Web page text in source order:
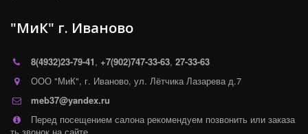
"МиК" г. Иваново
8(4932)23-79-41, +7(902)747-33-63, 27-33-63
ООО "МиК", г. Иваново, ул. Лётчика Лазарева д.7
meb37@yandex.ru
Перед посещением салона рекомендуем позвонить или заказа
ть звонок на сайте.